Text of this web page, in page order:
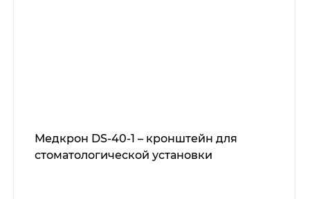
Медкрон DS-40-1 – кронштейн для
стоматологической установки